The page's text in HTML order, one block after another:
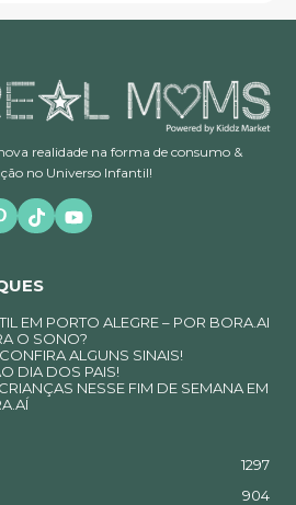
realidade na forma de consumo &
no Universo Infantil!
EM PORTO ALEGRE – POR BORA.AI
O SONO?
ALGUNS SINAIS!
DIA DOS PAIS!
NESSE FIM DE SEMANA EM
1297
904